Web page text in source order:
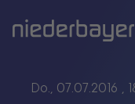
Do., 07.07.2016 ,